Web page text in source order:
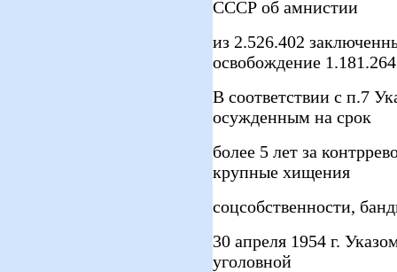
СССР об амнистии
из 2.526.402
освобождение
В соответствии с п.7
осужденным на срок
более 5 лет за
крупные хищения
соцсобственности,
30 апреля 1954 г.
уголовной